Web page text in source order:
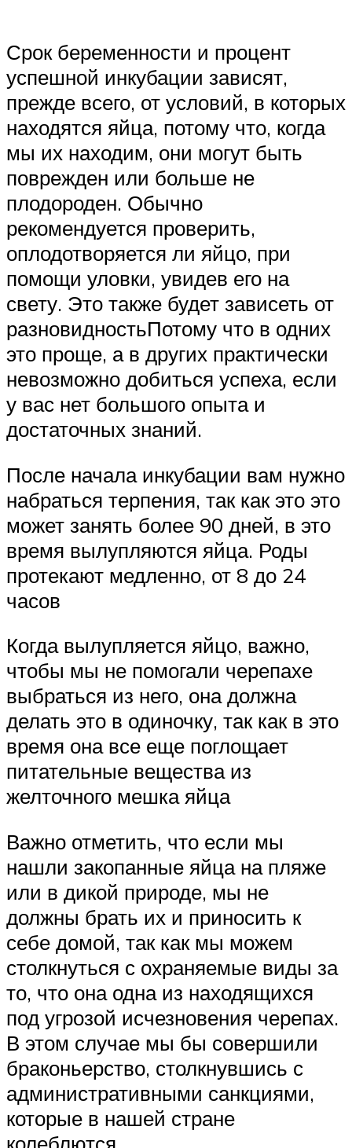
Срок беременности и процент
успешной инкубации зависят,
прежде всего, от условий, в которых
находятся яйца, потому что, когда
мы их находим, они могут быть
поврежден или больше не
плодороден. Обычно
рекомендуется проверить,
оплодотворяется ли яйцо, при
помощи уловки, увидев его на
свету. Это также будет зависеть от
разновидностьПотому что в одних
это проще, а в других практически
невозможно добиться успеха, если
у вас нет большого опыта и
достаточных знаний.
После начала инкубации вам нужно
набраться терпения, так как это это
может занять более 90 дней, в это
время вылупляются яйца. Роды
протекают медленно, от 8 до 24
часов
Когда вылупляется яйцо, важно,
чтобы мы не помогали черепахе
выбраться из него, она должна
делать это в одиночку, так как в это
время она все еще поглощает
питательные вещества из
желточного мешка яйца
Важно отметить, что если мы
нашли закопанные яйца на пляже
или в дикой природе, мы не
должны брать их и приносить к
себе домой, так как мы можем
столкнуться с охраняемые виды за
то, что она одна из находящихся
под угрозой исчезновения черепах.
В этом случае мы бы совершили
браконьерство, столкнувшись с
административными санкциями,
которые в нашей стране